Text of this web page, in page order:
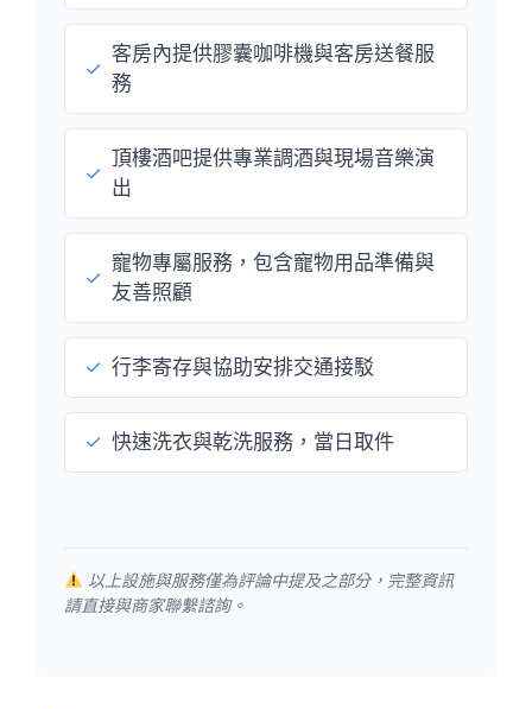
✓
客房內提供膠囊咖啡機與客房送餐服
務
✓
頂樓酒吧提供專業調酒與現場音樂演
出
✓
寵物專屬服務，包含寵物用品準備與
友善照顧
✓ 行李寄存與協助安排交通接駁
✓ 快速洗衣與乾洗服務，當日取件
以上設施與服務僅為評論中提及之部分，完整資訊
請直接與商家聯繫諮詢。